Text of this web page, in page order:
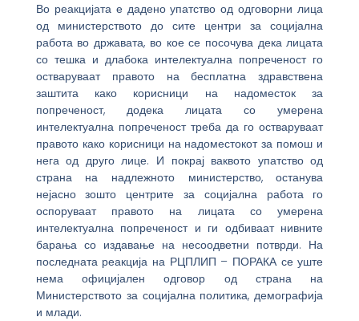
Во реакцијата е дадено упатство од одговорни лица
од министерството до сите центри за социјална
работа во државата, во кое се посочува дека лицата
со тешка и длабока интелектуална попреченост го
остваруваат правото на бесплатна здравствена
заштита како корисници на надоместок за
попреченост, додека лицата со умерена
интелектуална попреченост треба да го остваруваат
правото како корисници на надоместокот за помош и
нега од друго лице. И покрај ваквото упатство од
страна на надлежното министерство, останува
нејасно зошто центрите за социјална работа го
оспоруваат правото на лицата со умерена
интелектуална попреченост и ги одбиваат нивните
барања со издавање на несоодветни потврди. На
последната реакција на РЦПЛИП – ПОРАКА се уште
нема официјален одговор од страна на
Министерството за социјална политика, демографија
и млади.